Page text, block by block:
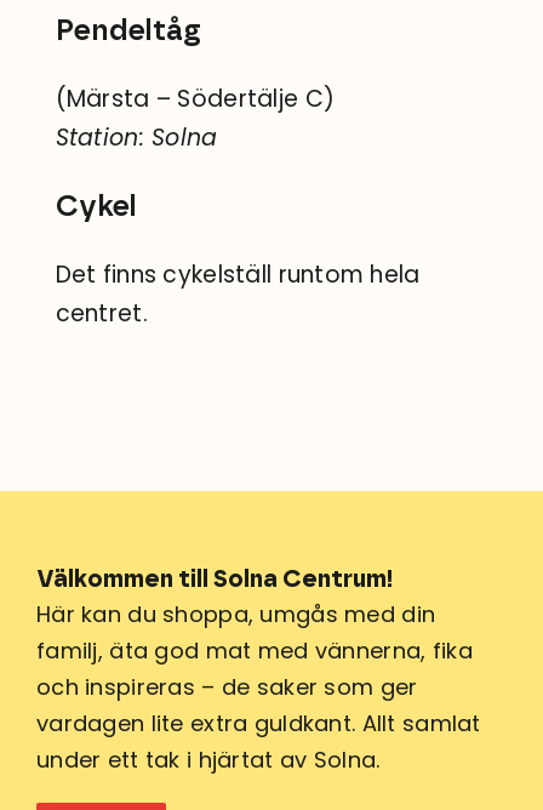
Pendeltåg
(Märsta – Södertälje C)
Station: Solna
Cykel
Det finns cykelställ runtom hela
centret.
Välkommen till Solna Centrum!
Här kan du shoppa, umgås med din
familj, äta god mat med vännerna, fika
och inspireras – de saker som ger
vardagen lite extra guldkant. Allt samlat
under ett tak i hjärtat av Solna.